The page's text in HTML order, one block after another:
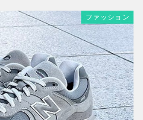
ファッション